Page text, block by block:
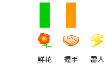
鲜花 握手 雷人